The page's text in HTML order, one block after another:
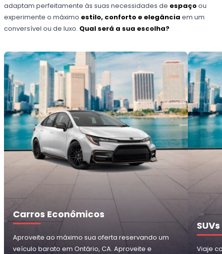
adaptam perfeitamente às suas necessidades de espaçoou
experimente o máximo estilo, conforto e elegância em um
conversível ou de luxo. Qual será a sua escolha?
Carros Econômicos
Aproveite ao máximo sua oferta reservando um
veículo barato em Ontário, CA. Aproveite e
SUVs
Viaje